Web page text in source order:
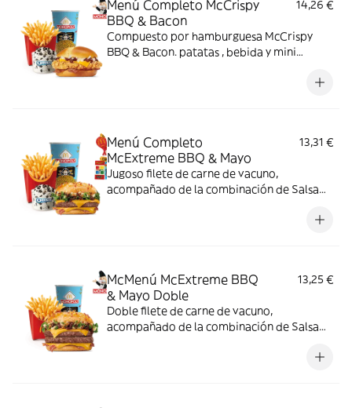
Menú Completo McCrispy
BBQ & Bacon
14,26 €
Compuesto por hamburguesa McCrispy
BBQ & Bacon. patatas , bebida y mini
Menú Completo
McExtreme BBQ & Mayo
13,31 €
Jugoso filete de carne de vacuno,
acompañado de la combinación de Salsa
doble de cheddar, lechuga fresca y tiras de
McMenú McExtreme BBQ
& Mayo Doble
13,25 €
Doble filete de carne de vacuno,
acompañado de la combinación de Salsa
doble de cheddar, lechuga fresca y tiras de